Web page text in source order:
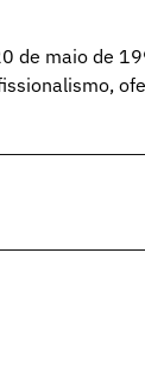
de maio de